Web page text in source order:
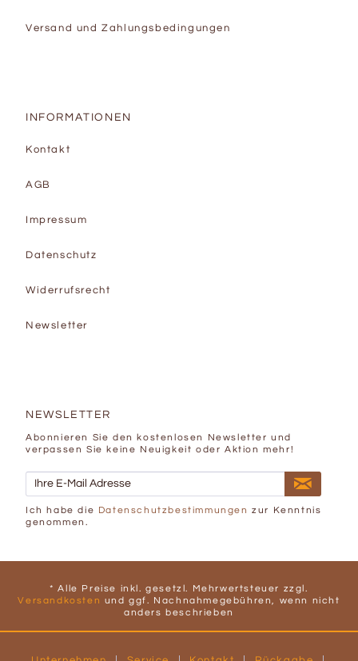
Versand und Zahlungsbedingungen
INFORMATIONEN
Kontakt
AGB
Impressum
Datenschutz
Widerrufsrecht
Newsletter
NEWSLETTER
Abonnieren Sie den kostenlosen Newsletter und
verpassen Sie keine Neuigkeit oder Aktion mehr!
Ich habe die Datenschutzbestimmungen zur Kenntnis
genommen.
* Alle Preise inkl. gesetzl. Mehrwertsteuer zzgl.
Versandkosten und ggf. Nachnahmegebühren, wenn nicht
anders beschrieben